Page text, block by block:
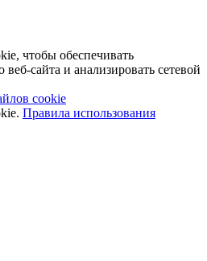
чтобы обеспечивать
сайта и анализировать сетевой
cookie
Правила использования